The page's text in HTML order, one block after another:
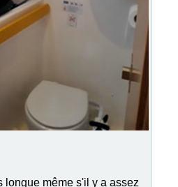
longue même s'il y a assez